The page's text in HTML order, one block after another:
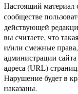
Настоящий материал
сообществе
действующей
вы считаете, что
и/или смежные
администрации
адреса (URL)
Нарушение будет в
наказаны.